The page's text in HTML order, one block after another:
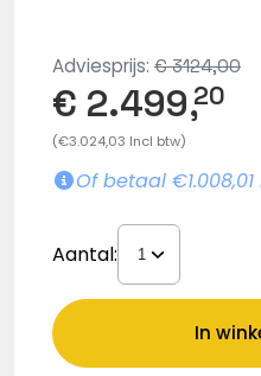
Adviesprijs: € 3124,00
€ 2.499,20
(€3.024,03 Incl btw)
Of betaal
Aantal:
In